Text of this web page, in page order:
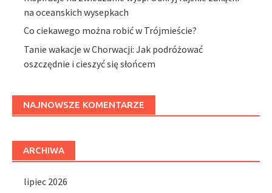
na oceanskich wysepkach
Co ciekawego można robić w Trójmieście?
Tanie wakacje w Chorwacji: Jak podróżować
oszczędnie i cieszyć się słońcem
NAJNOWSZE KOMENTARZE
ARCHIWA
lipiec 2026